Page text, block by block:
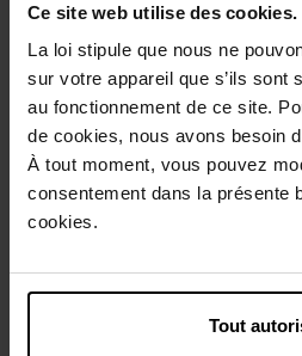
Ce site web utilise des cookies.
La loi stipule que nous ne
sur votre appareil que s’ils sont
au fonctionnement de ce site.
de cookies, nous avons besoin
À tout moment, vous pouvez
consentement dans la présente
cookies.
Tout
Beschrijving
Gebruiksadvies
Karakteristieken
Review Beleid inzake